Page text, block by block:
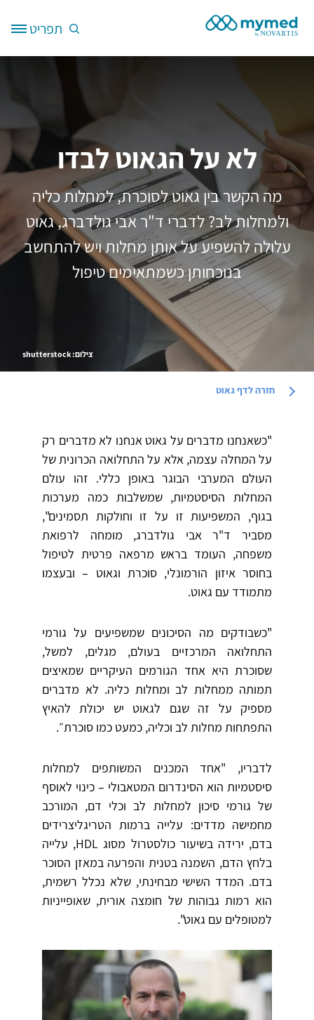
Site Logo תפריט
לא על הגאוט לבדו
מה הקשר בין גאוט לסוכרת, למחלות כליה
ולמחלות לב? לדברי ד"ר אבי גולדברג, גאוט
עלולה להשפיע על אותן מחלות ויש להתחשב
בנוכחותן כשמתאימים טיפול
צילום: shutterstock
חזרה לדףגאוט
"כשאנחנו מדברים על גאוט אנחנו לא מדברים רק
על המחלה עצמה, אלא על התחלואה הכרונית של
העולם המערבי הבוגר באופן כללי. זהו עולם
המחלות הסיסטמיות, שמשלבות כמה מערכות
בגוף, המשפיעות זו על זו וחולקות תסמינים",
מסביר ד"ר אבי גולדברג, מומחה לרפואת
משפחה, העומד בראש מרפאה פרטית לטיפול
בחוסר איזון הורמונלי, סוכרת וגאוט – ובעצמו
מתמודד עם גאוט.
"כשבודקים מה הסיכונים שמשפיעים על גורמי
התחלואה המרכזיים בעולם, מגלים, למשל,
שסוכרת היא אחד הגורמים העיקריים שמאיצים
תמותה ממחלות לב ומחלות כליה. לא מדברים
מספיק על זה שגם לגאוט יש יכולת להאיץ
התפתחות מחלות לב וכליה, כמעט כמו סוכרת״.
לדבריו, "אחד המכנים המשותפים למחלות
סיסטמיות הוא הסינדרום המטאבולי – כינוי לאוסף
של גורמי סיכון למחלות לב וכלי דם, המורכב
מחמישה מדדים: עלייה ברמות הטריגליצרידים
בדם, ירידה בשיעור כולסטרול מסוג HDL, עלייה
בלחץ הדם, השמנה בטנית והפרעה במאזן הסוכר
בדם. המדד השישי מבחינתי, שלא נכלל רשמית,
הוא רמות גבוהות של חומצה אורית, שאופייניות
למטופלים עם גאוט".